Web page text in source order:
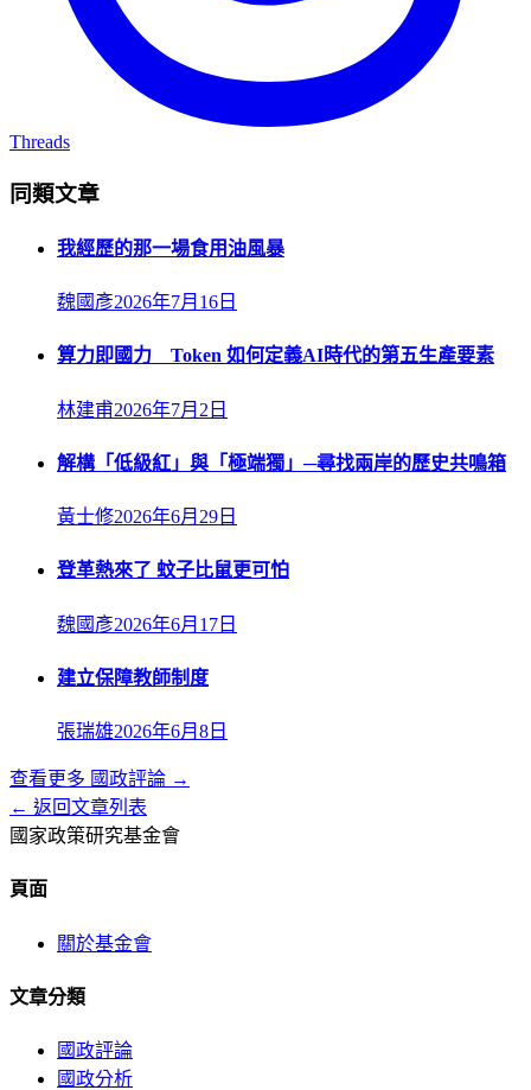
Threads
同類文章
我經歷的那一場食用油風暴
魏國彥2026年7月16日
算力即國力 Token 如何定義AI時代的第五生產要素
林建甫2026年7月2日
解構「低級紅」與「極端獨」─尋找兩岸的歷史共鳴箱
黃士修2026年6月29日
登革熱來了 蚊子比鼠更可怕
魏國彥2026年6月17日
建立保障教師制度
張瑞雄2026年6月8日
查看更多 國政評論 →
← 返回文章列表
國家政策研究基金會
頁面
關於基金會
文章分類
國政評論
國政分析